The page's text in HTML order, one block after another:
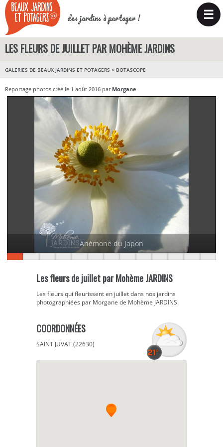
des jardins à partager ! ☰
LES FLEURS DE JUILLET PAR MOHÈME JARDINS
GALERIES DE BEAUX JARDINS ET POTAGERS > BOTASCOPE
Reportage photos créé le 1 août 2016 par Morgane
Anémone du Japon
Les fleurs de juillet par Mohème JARDINS
Les fleurs qui fleurissent en juillet dans nos jardins
photographiées par Morgane de Mohème JARDINS.
COORDONNÉES
SAINT JUVAT (22630)